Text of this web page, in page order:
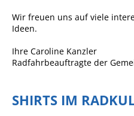
Wir freuen uns auf viele
Ideen.
Ihre Caroline Kanzler
Radfahrbeauftragte der
SHIRTS IM